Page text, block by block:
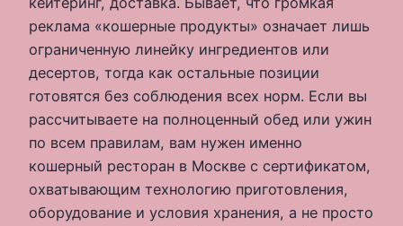
реклама «кошерные продукты» означает лишь
ограниченную линейку ингредиентов или
десертов, тогда как остальные позиции
готовятся без соблюдения всех норм. Если вы
рассчитываете на полноценный обед или ужин
по всем правилам, вам нужен именно
кошерный ресторан в Москве с сертификатом,
охватывающим технологию приготовления,
оборудование и условия хранения, а не просто